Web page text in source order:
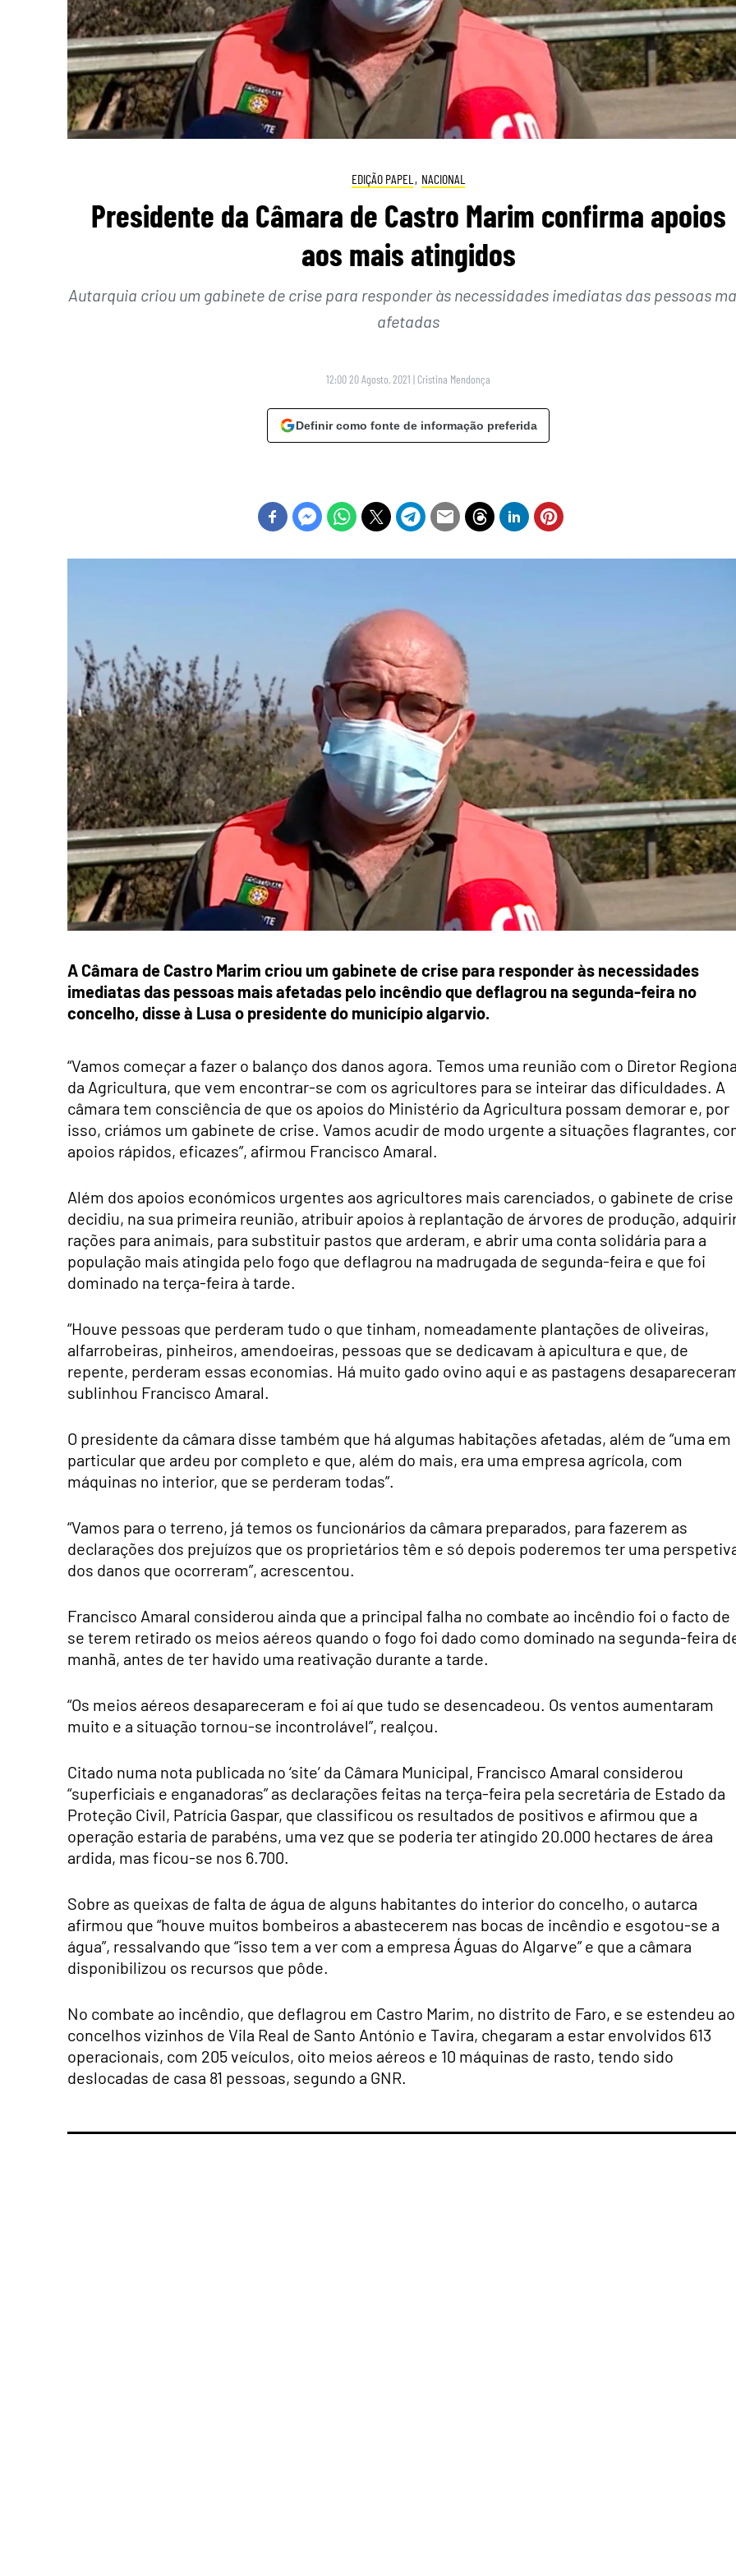
EDIÇÃO PAPEL , NACIONAL
Presidente da Câmara de Castro Marim confirma apoios
aos mais atingidos
Autarquia criou um gabinete de crise para responder às necessidades imediatas das pessoas
afetadas
12:00 20 Agosto, 2021 | Cristina Mendonça
Definir como fonte de informação preferida
A Câmara de Castro Marim criou um gabinete de crise para responder às necessidades
imediatas das pessoas mais afetadas pelo incêndio que deflagrou na segunda-feira no
concelho, disse à Lusa o presidente do município algarvio.
“Vamos começar a fazer o balanço dos danos agora. Temos uma reunião com o Diretor
da Agricultura, que vem encontrar-se com os agricultores para se inteirar das dificuldades. A
câmara tem consciência de que os apoios do Ministério da Agricultura possam demorar e, por
isso, criámos um gabinete de crise. Vamos acudir de modo urgente a situações flagrantes,
apoios rápidos, eficazes”, afirmou Francisco Amaral.
Além dos apoios económicos urgentes aos agricultores mais carenciados, o gabinete de crise
decidiu, na sua primeira reunião, atribuir apoios à replantação de árvores de produção,
rações para animais, para substituir pastos que arderam, e abrir uma conta solidária para a
população mais atingida pelo fogo que deflagrou na madrugada de segunda-feira e que foi
dominado na terça-feira à tarde.
“Houve pessoas que perderam tudo o que tinham, nomeadamente plantações de oliveiras,
alfarrobeiras, pinheiros, amendoeiras, pessoas que se dedicavam à apicultura e que, de
repente, perderam essas economias. Há muito gado ovino aqui e as pastagens
sublinhou Francisco Amaral.
O presidente da câmara disse também que há algumas habitações afetadas, além de “uma em
particular que ardeu por completo e que, além do mais, era uma empresa agrícola, com
máquinas no interior, que se perderam todas”.
“Vamos para o terreno, já temos os funcionários da câmara preparados, para fazerem as
declarações dos prejuízos que os proprietários têm e só depois poderemos ter uma
dos danos que ocorreram”, acrescentou.
Francisco Amaral considerou ainda que a principal falha no combate ao incêndio foi o facto de
se terem retirado os meios aéreos quando o fogo foi dado como dominado na segunda-feira
manhã, antes de ter havido uma reativação durante a tarde.
“Os meios aéreos desapareceram e foi aí que tudo se desencadeou. Os ventos aumentaram
muito e a situação tornou-se incontrolável”, realçou.
Citado numa nota publicada no ‘site’ da Câmara Municipal, Francisco Amaral considerou
“superficiais e enganadoras” as declarações feitas na terça-feira pela secretária de Estado da
Proteção Civil, Patrícia Gaspar, que classificou os resultados de positivos e afirmou que a
operação estaria de parabéns, uma vez que se poderia ter atingido 20.000 hectares de área
ardida, mas ficou-se nos 6.700.
Sobre as queixas de falta de água de alguns habitantes do interior do concelho, o autarca
afirmou que “houve muitos bombeiros a abastecerem nas bocas de incêndio e esgotou-se a
água”, ressalvando que “isso tem a ver com a empresa Águas do Algarve” e que a câmara
disponibilizou os recursos que pôde.
No combate ao incêndio, que deflagrou em Castro Marim, no distrito de Faro, e se estendeu
concelhos vizinhos de Vila Real de Santo António e Tavira, chegaram a estar envolvidos 613
operacionais, com 205 veículos, oito meios aéreos e 10 máquinas de rasto, tendo sido
deslocadas de casa 81 pessoas, segundo a GNR.